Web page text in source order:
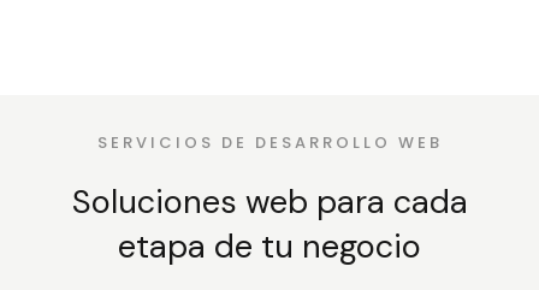
SERVICIOS DE DESARROLLO WEB
Soluciones web para cada
etapa de tu negocio